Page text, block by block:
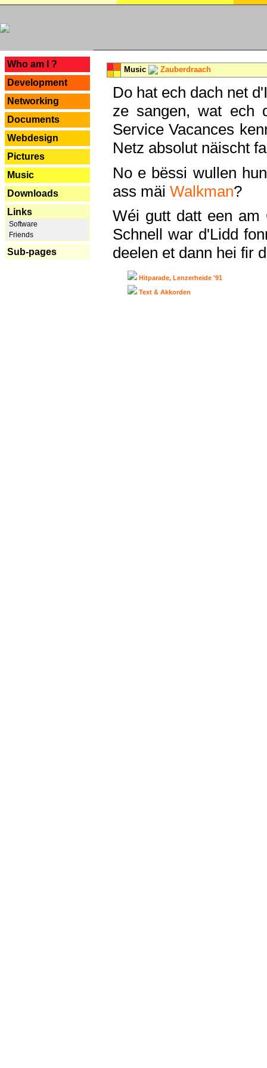
Who am I ?
Development
Networking
Documents
Webdesign
Pictures
Music
Downloads
Links
Software
Friends
Sub-pages
Music Zauberdraach
Do hat ech dach net
ze sangen, wat ech
Service Vacances
Netz absolut näischt
No e bëssi wullen
ass mäi Walkman?
Wéi gutt datt een am
Schnell war d'Lidd
deelen et dann hei fir
Hitparade, Lenzerheide '91
Text & Akkorden